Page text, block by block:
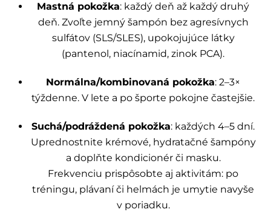
Mastná pokožka: každý deň až každý druhý
deň. Zvoľte jemný šampón bez agresívnych
sulfátov (SLS/SLES), upokojujúce látky
(pantenol, niacínamid, zinok PCA).
Normálna/kombinovaná pokožka: 2–3×
týždenne. V lete a po športe pokojne častejšie.
Suchá/podráždená pokožka: každých 4–5 dní.
Uprednostnite krémové, hydratačné šampóny
a doplňte kondicionér či masku.
Frekvenciu prispôsobte aj aktivitám: po
tréningu, plávaní či helmách je umytie navyše
v poriadku.